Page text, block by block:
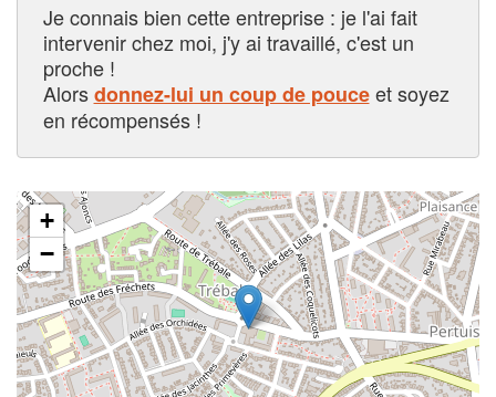
Je connais bien cette entreprise : je l'ai fait
intervenir chez moi, j'y ai travaillé, c'est un
proche !
Alorsdonnez-lui un coup de pouceet soyez
en récompensés !
+
−